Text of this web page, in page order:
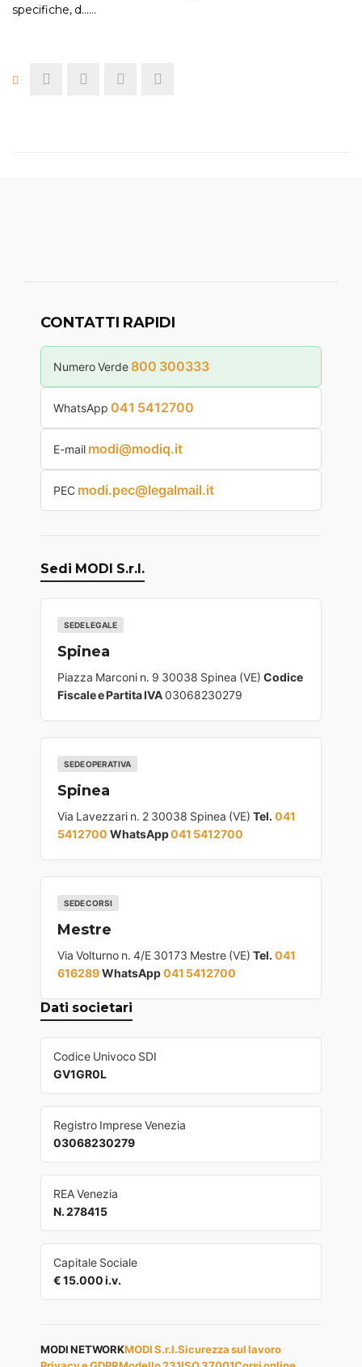
specifiche, d...…
CONTATTI RAPIDI
Numero Verde 800 300333
WhatsApp 041 5412700
E-mail modi@modiq.it
PEC modi.pec@legalmail.it
Sedi MODI S.r.l.
SEDE LEGALE
Spinea
Piazza Marconi n. 9 30038 Spinea (VE) Codice
Fiscale e Partita IVA03068230279
SEDE OPERATIVA
Spinea
Via Lavezzari n. 2 30038 Spinea (VE) Tel. 041
5412700 WhatsApp041 5412700
SEDE CORSI
Mestre
Via Volturno n. 4/E 30173 Mestre (VE) Tel. 041
616289WhatsApp041 5412700
Dati societari
Codice Univoco SDI
GV1GR0L
Registro Imprese Venezia
03068230279
REA Venezia
N. 278415
Capitale Sociale
€ 15.000 i.v.
MODI NETWORKMODI S.r.l.Sicurezza sul lavoro